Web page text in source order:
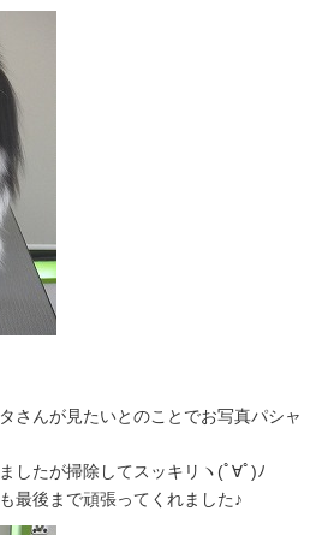
さんが見たいとのことでお写真パシャ
したが掃除してスッキリヽ(ﾟ∀ﾟ)ﾉ
最後まで頑張ってくれました♪